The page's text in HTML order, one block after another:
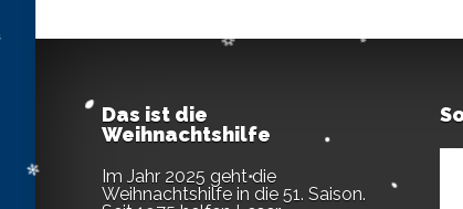
Das ist die
Weihnachtshilfe
Im Jahr 2025 geht die
Weihnachtshilfe in die 51. Saison.